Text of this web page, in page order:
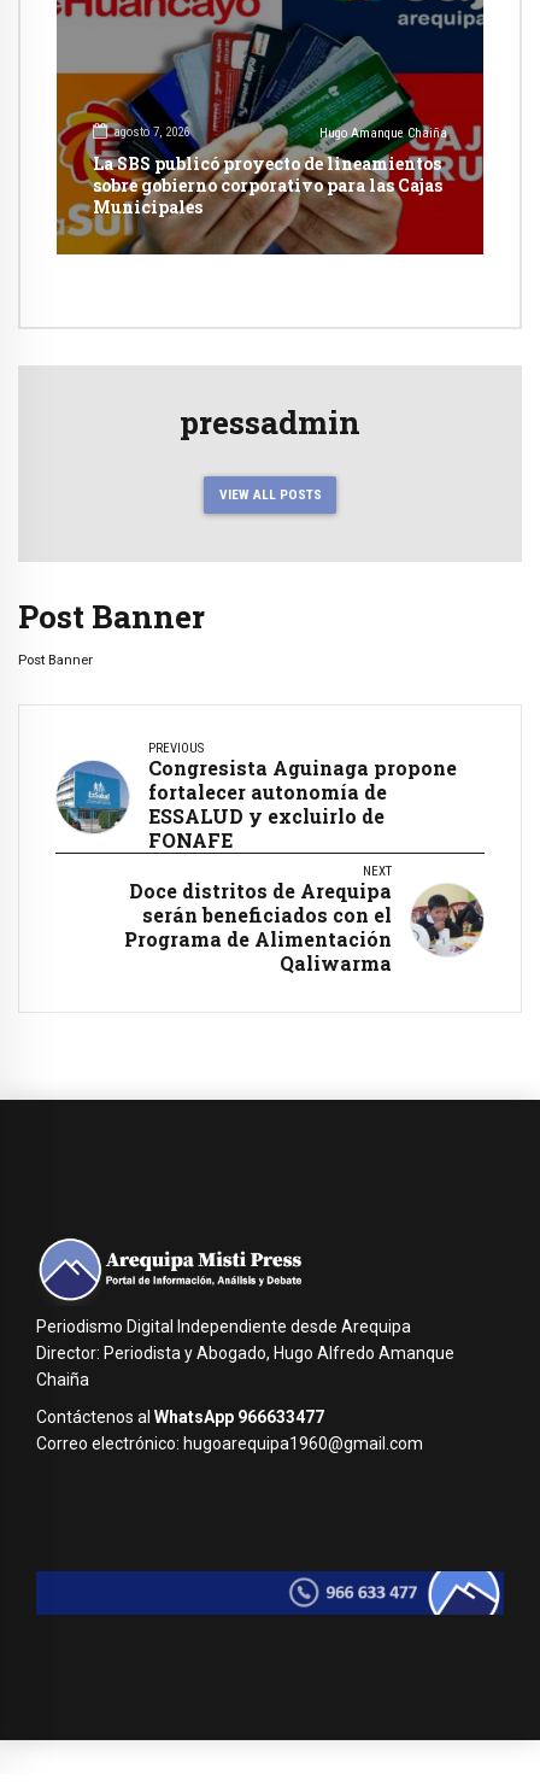
agosto 7, 2026 Hugo Amanque Chaiña
La SBS publicó proyecto de lineamientos
sobre gobierno corporativo para las Cajas
Municipales
pressadmin
VIEW ALL POSTS
Post Banner
Post Banner
PREVIOUS
Congresista Aguinaga propone
fortalecer autonomía de
ESSALUD y excluirlo de
FONAFE
NEXT
Doce distritos de Arequipa
serán beneficiados con el
Programa de Alimentación
Qaliwarma
Periodismo Digital Independiente desde Arequipa
Director: Periodista y Abogado, Hugo Alfredo Amanque
Chaiña
Contáctenos al WhatsApp 966633477
Correo electrónico: hugoarequipa1960@gmail.com